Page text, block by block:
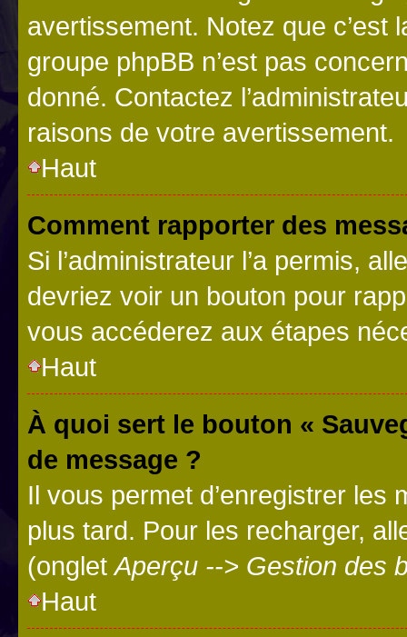
avertissement. Notez que c’est
groupe phpBB n’est pas
donné. Contactez
raisons de votre avertissement.
Haut
Comment rapporter des
Si l’administrateur l’a permis,
devriez voir un bouton pour
vous accéderez aux étapes
Haut
À quoi sert le bouton «
de message ?
Il vous permet d’enregistrer
plus tard. Pour les recharger,
(onglet Aperçu --> Gestion des
Haut